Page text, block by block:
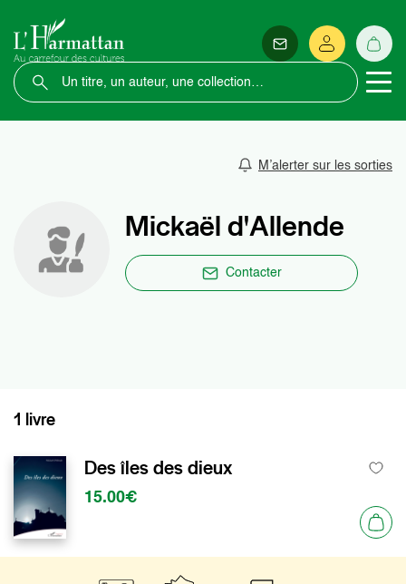
M’alerter sur les sorties
Mickaël d'Allende
Contacter
1 livre
Des îles des dieux
15.00€